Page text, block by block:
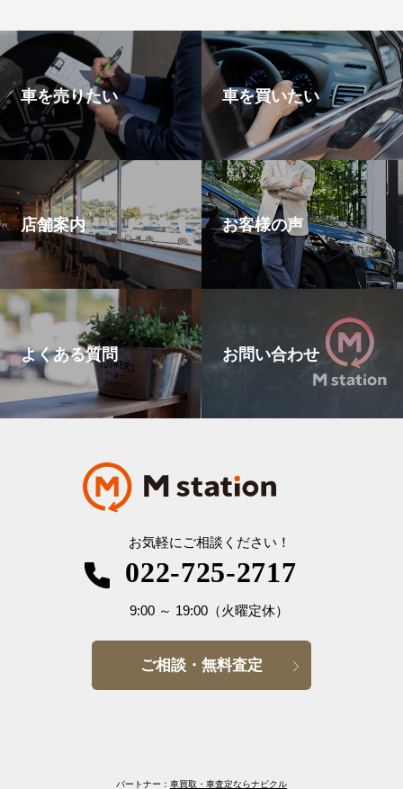
車を売りたい 車を買いたい
店舗案内 お客様の声
よくある質問 お問い合わせ
お気軽にご相談ください！
022-725-2717
9:00～ 19:00（火曜定休）
ご相談・無料査定
パートナー： 車買取・車査定ならナビクル